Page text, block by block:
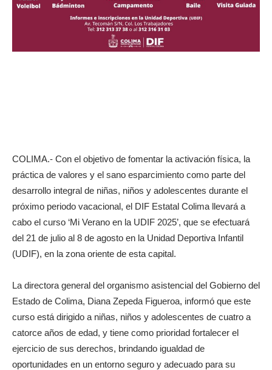
COLIMA.- Con el objetivo de fomentar la activación física, la
práctica de valores y el sano esparcimiento como parte del
desarrollo integral de niñas, niños y adolescentes durante el
próximo periodo vacacional, el DIF Estatal Colima llevará a
cabo el curso ‘Mi Verano en la UDIF 2025’, que se efectuará
del 21 de julio al 8 de agosto en la Unidad Deportiva Infantil
(UDIF), en la zona oriente de esta capital.
La directora general del organismo asistencial del Gobierno del
Estado de Colima, Diana Zepeda Figueroa, informó que este
curso está dirigido a niñas, niños y adolescentes de cuatro a
catorce años de edad, y tiene como prioridad fortalecer el
ejercicio de sus derechos, brindando igualdad de
oportunidades en un entorno seguro y adecuado para su